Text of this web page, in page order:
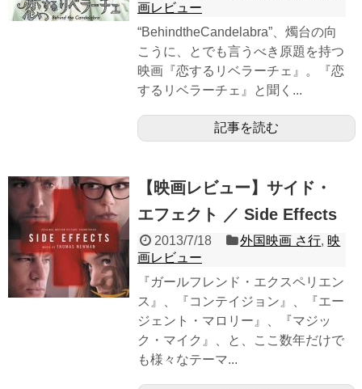
画レビュー
“BehindtheCandelabra”、燭台の向
こうに、とでも言うべき原題を持つ
映画『恋するリベラーチェ』。『恋
するリベラーチェ』と聞く...
記事を読む
【映画レビュー】サイド・
エフェクト ／ Side Effects
2013/7/18 外国映画 さ行, 映
画レビュー
『ガールフレンド・エクスペリエン
ス』、『コンテイジョン』、『エー
ジェント・マロリー』、『マジッ
ク・マイク』、と、ここ数年だけで
も様々なテーマ...